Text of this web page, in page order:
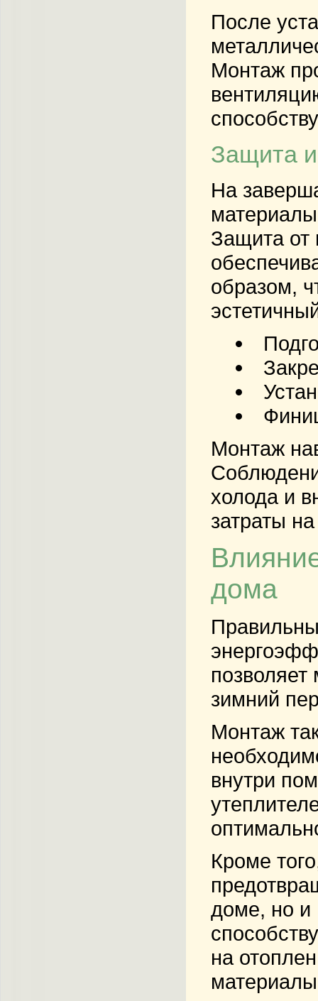
После
Монтаж
Защита
На
Защита от
образом,
Монтаж
холода и
затраты
дома
зимний
Монтаж
внутри
Кроме
доме, но и
на